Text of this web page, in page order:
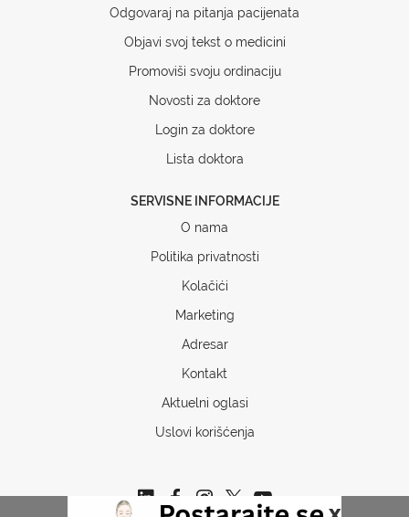
Odgovaraj na pitanja pacijenata
Objavi svoj tekst o medicini
Promoviši svoju ordinaciju
Novosti za doktore
Login za doktore
Lista doktora
SERVISNE INFORMACIJE
O nama
Politika privatnosti
Kolačići
Marketing
Adresar
Kontakt
Aktuelni oglasi
Uslovi korišćenja